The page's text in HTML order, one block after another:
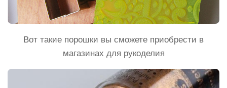
Вот такие порошки вы сможете приобрести в
магазинах для рукоделия